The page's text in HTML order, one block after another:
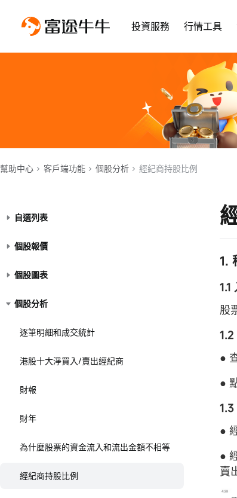
投資服務 行情工具
幫助中心 客戶端功能 個股分析 經紀商持股比例
自選列表
個股報價
個股圖表
個股分析
逐筆明細和成交統計
港股十大淨買入/賣出經紀商
財報
財年
為什麼股票的資金流入和流出金額不相等
經紀商持股比例
1.
1.1
股
●
●
●
●
賣